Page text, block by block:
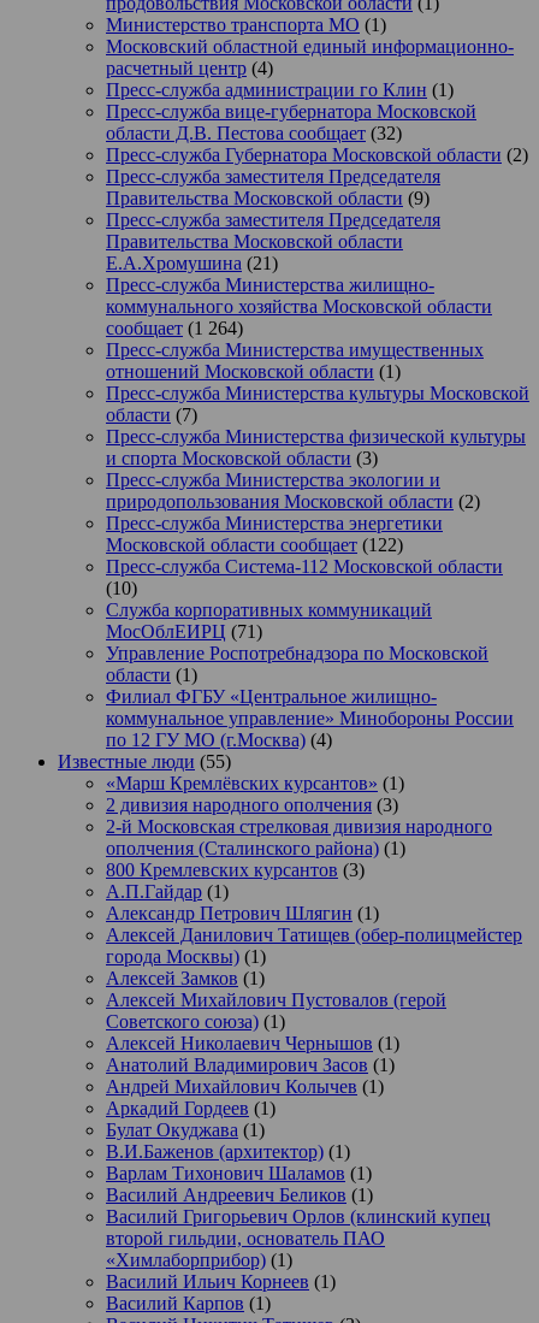
Министерство транспорта МО (1)
Московский областной единый информационно-
расчетный центр (4)
Пресс-служба администрации го Клин (1)
Пресс-служба вице-губернатора Московской
области Д.В. Пестова сообщает (32)
Пресс-служба Губернатора Московской области (2)
Пресс-служба заместителя Председателя
Правительства Московской области (9)
Пресс-служба заместителя Председателя
Правительства Московской области
Е.А.Хромушина (21)
Пресс-служба Министерства жилищно-
коммунального хозяйства Московской области
сообщает (1 264)
Пресс-служба Министерства имущественных
отношений Московской области (1)
Пресс-служба Министерства культуры Московской
области (7)
Пресс-служба Министерства физической культуры
и спорта Московской области (3)
Пресс-служба Министерства экологии и
природопользования Московской области (2)
Пресс-служба Министерства энергетики
Московской области сообщает (122)
Пресс-служба Система-112 Московской области
(10)
Служба корпоративных коммуникаций
МосОблЕИРЦ (71)
Управление Роспотребнадзора по Московской
области (1)
Филиал ФГБУ «Центральное жилищно-
коммунальное управление» Минобороны России
по 12 ГУ МО (г.Москва) (4)
Известные люди (55)
«Марш Кремлёвских курсантов» (1)
2 дивизия народного ополчения (3)
2-й Московская стрелковая дивизия народного
ополчения (Сталинского района) (1)
800 Кремлевских курсантов (3)
А.П.Гайдар (1)
Александр Петрович Шлягин (1)
Алексей Данилович Татищев (обер-полицмейстер
города Москвы) (1)
Алексей Замков (1)
Алексей Михайлович Пустовалов (герой
Советского союза) (1)
Алексей Николаевич Чернышов (1)
Анатолий Владимирович Засов (1)
Андрей Михайлович Колычев (1)
Аркадий Гордеев (1)
Булат Окуджава (1)
В.И.Баженов (архитектор) (1)
Варлам Тихонович Шаламов (1)
Василий Андреевич Беликов (1)
Василий Григорьевич Орлов (клинский купец
второй гильдии, основатель ПАО
«Химлаборприбор) (1)
Василий Ильич Корнеев (1)
Василий Карпов (1)